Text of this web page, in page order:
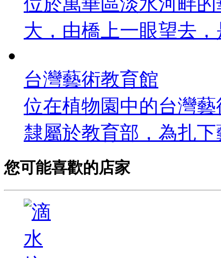
大，由橋上一眼望去
台灣藝術教育館
位在植物園中的台灣
隸屬於教育部，為扎
您可能喜歡的店家